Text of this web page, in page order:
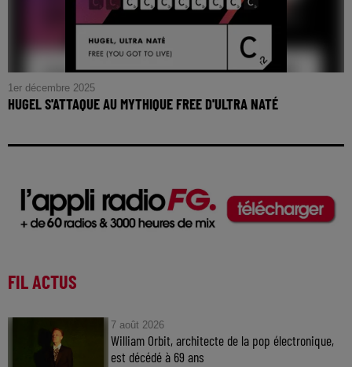
1er décembre 2025
HUGEL S'ATTAQUE AU MYTHIQUE FREE D'ULTRA NATÉ
FIL ACTUS
7 août 2026
William Orbit, architecte de la pop électronique,
est décédé à 69 ans